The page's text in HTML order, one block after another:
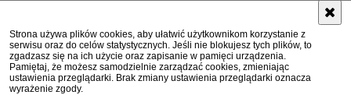
Strona używa plików cookies, aby ułatwić użytkownikom korzystanie z
serwisu oraz do celów statystycznych. Jeśli nie blokujesz tych plików, to
zgadzasz się na ich użycie oraz zapisanie w pamięci urządzenia.
Pamiętaj, że możesz samodzielnie zarządzać cookies, zmieniając
ustawienia przeglądarki. Brak zmiany ustawienia przeglądarki oznacza
wyrażenie zgody.